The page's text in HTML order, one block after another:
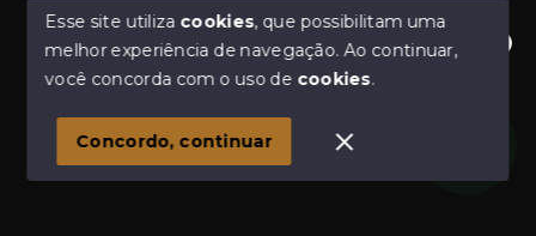
Olá! Estamos disponíveis para te ajudar.
© Copyright 2026 - Claudia Nakamura - Corretora de
SITE PARA IMOBILIARIA
Esse site utiliza cookies, que possibilitam uma
melhor experiência de navegação.Ao continuar,
você concorda com o uso de cookies.
Concordo, continuar